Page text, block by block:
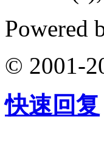
Powered
© 2001-
快速回复